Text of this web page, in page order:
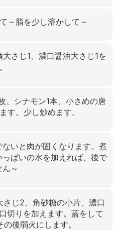
～脂を少し溶かして～
さじ1、濃口醤油大さじ1を
、シナモン1本、小さめの唐
す。少し炒めます。
いと肉が固くなります。煮
ぱいの水を加えれば、後で
～
じ2、角砂糖の小片、濃口
切りを加えます。蓋をして
後弱火にします。